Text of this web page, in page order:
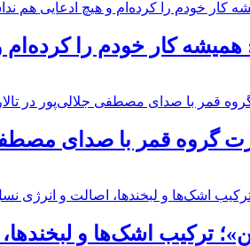
کار خودم را کرده‌ام
گروه قمر با صدای
ترکیب اشک‌ها و